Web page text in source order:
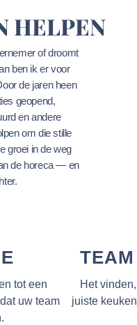
HELPEN
of droomt
ben ik er voor
de jaren heen
geopend,
en andere
om die stille
groei in de weg
de horeca — en
tot een
uw team
Het
juiste